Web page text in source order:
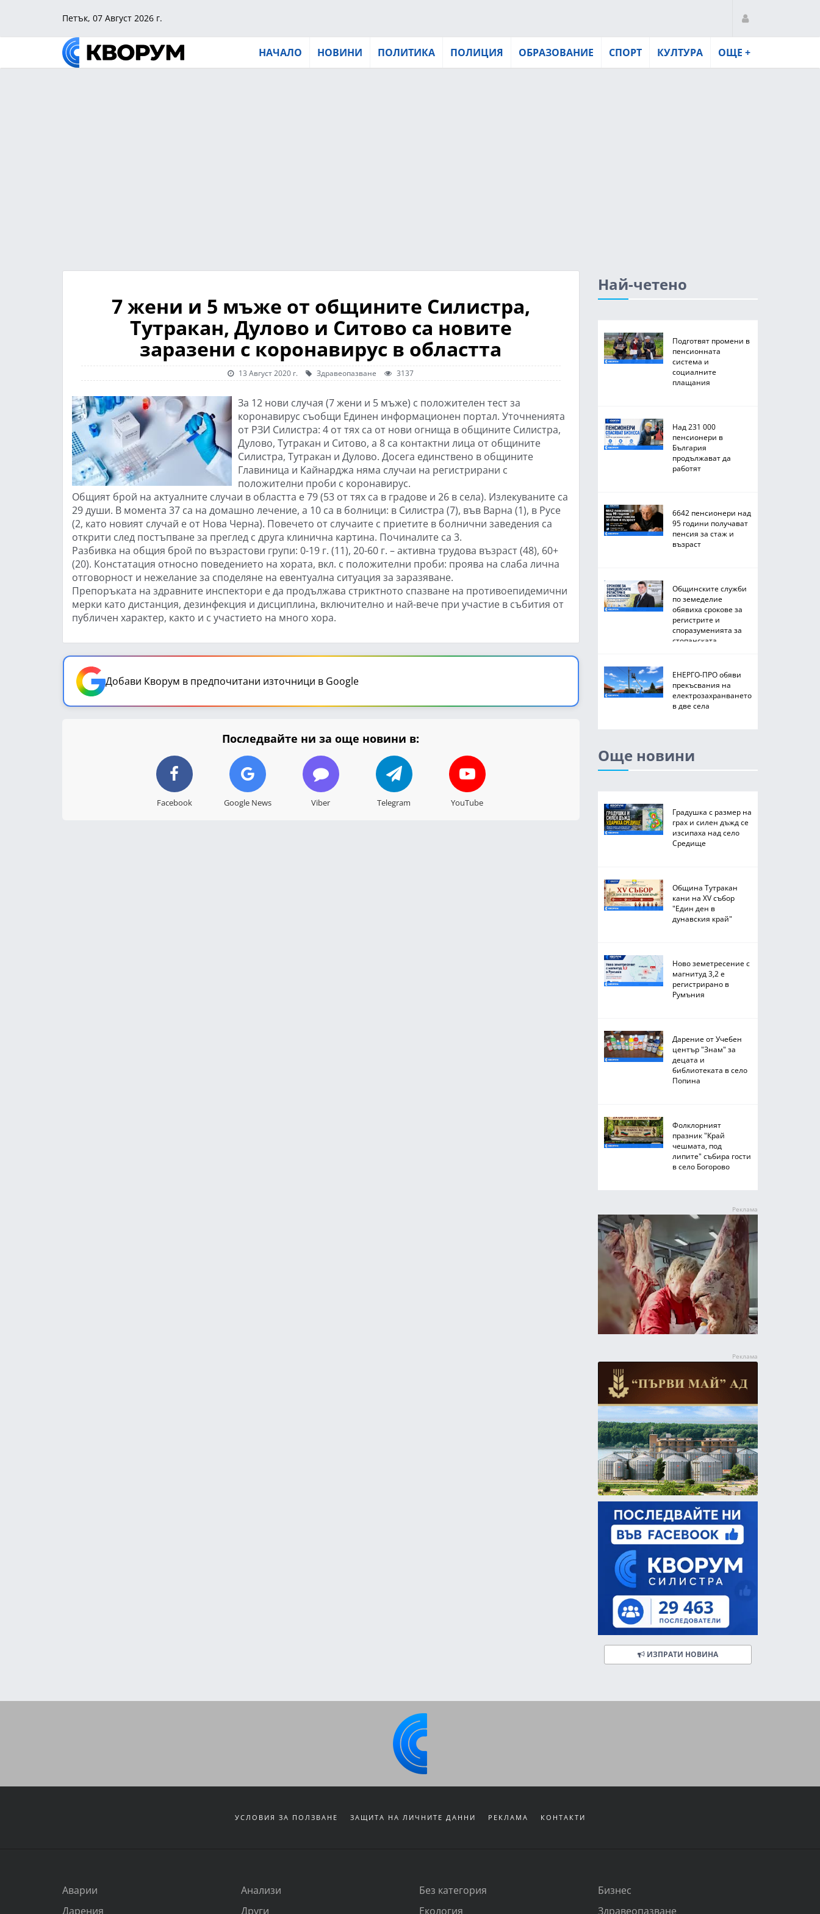
Петък, 07 Август 2026 г.
НАЧАЛО НОВИНИ ПОЛИТИКА ПОЛИЦИЯ ОБРАЗОВАНИЕ СПОРТ КУЛТУРА ОЩЕ +
7 жени и 5 мъже от общините Силистра,
Тутракан, Дулово и Ситово са новите
заразени с коронавирус в областта
13 Август 2020 г. Здравеопазване 3137
За 12 нови случая (7 жени и 5 мъже) с положителен тест за
коронавирус съобщи Единен информационен портал. Уточненията
от РЗИ Силистра: 4 от тях са от нови огнища в общините Силистра,
Дулово, Тутракан и Ситово, а 8 са контактни лица от общините
Силистра, Тутракан и Дулово. Досега единствено в общините
Главиница и Кайнарджа няма случаи на регистрирани с
положителни проби с коронавирус.
Общият брой на актуалните случаи в областта е 79 (53 от тях са в градове и 26 в села). Излекуваните са
29 души. В момента 37 са на домашно лечение, а 10 са в болници: в Силистра (7), във Варна (1), в Русе
(2, като новият случай е от Нова Черна). Повечето от случаите с приетите в болнични заведения са
открити след постъпване за преглед с друга клинична картина. Починалите са 3.
Разбивка на общия брой по възрастови групи: 0-19 г. (11), 20-60 г. – активна трудова възраст (48), 60+
(20). Констатация относно поведението на хората, вкл. с положителни проби: проява на слаба лична
отговорност и нежелание за споделяне на евентуална ситуация за заразяване.
Препоръката на здравните инспектори е да продължава стриктното спазване на противоепидемични
мерки като дистанция, дезинфекция и дисциплина, включително и най-вече при участие в събития от
публичен характер, както и с участието на много хора.
Добави Кворум в предпочитани източници в Google
Последвайте ни за още новини в:
Facebook Google News Viber Telegram YouTube
Най-четено
Подготвят промени в
пенсионната
система и
социалните
плащания
Над 231 000
пенсионери в
България
продължават да
работят
6642 пенсионери над
95 години получават
пенсия за стаж и
възраст
Общинските служби
по земеделие
обявиха срокове за
регистрите и
споразуменията за
стопанската
ЕНЕРГО-ПРО обяви
прекъсвания на
електрозахранването
в две села
Още новини
Градушка с размер на
грах и силен дъжд се
изсипаха над село
Средище
Община Тутракан
кани на XV събор
"Един ден в
дунавския край"
Ново земетресение с
магнитуд 3,2 е
регистрирано в
Румъния
Дарение от Учебен
център "Знам" за
децата и
библиотеката в село
Попина
Фолклорният
празник "Край
чешмата, под
липите" събира гости
в село Богорово
ИЗПРАТИ НОВИНА
УСЛОВИЯ ЗА ПОЛЗВАНЕ ЗАЩИТА НА ЛИЧНИТЕ ДАННИ РЕКЛАМА КОНТАКТИ
Аварии Анализи Без категория
Бизнес
Дарения
Други Екология Здравеопазване